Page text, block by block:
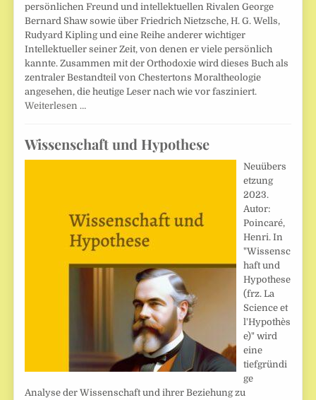
persönlichen Freund und intellektuellen Rivalen George
Bernard Shaw sowie über Friedrich Nietzsche, H. G. Wells,
Rudyard Kipling und eine Reihe anderer wichtiger
Intellektueller seiner Zeit, von denen er viele persönlich
kannte. Zusammen mit der Orthodoxie wird dieses Buch als
zentraler Bestandteil von Chestertons Moraltheologie
angesehen, die heutige Leser nach wie vor fasziniert.
Weiterlesen …
Wissenschaft und Hypothese
Neuübers
etzung
2023.
Autor:
Poincaré,
Henri. In
"Wissensc
haft und
Hypothese
(frz. La
Science et
l'Hypothès
e)" wird
eine
tiefgründi
ge
Analyse der Wissenschaft und ihrer Beziehung zu